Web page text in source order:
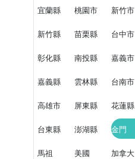
宜蘭縣 桃園市 新竹市
新竹縣 苗栗縣 台中市
彰化縣 南投縣 嘉義市
嘉義縣 雲林縣 台南市
高雄市 屏東縣 花蓮縣
台東縣 澎湖縣 金門
馬祖 美國 加拿大